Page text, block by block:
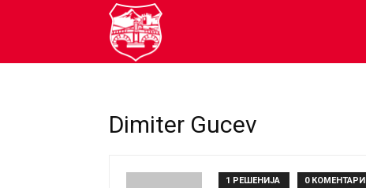
resenija.mk
Dimiter Gucev
1 РЕШЕНИЈА 0 КОМЕНТАРИ